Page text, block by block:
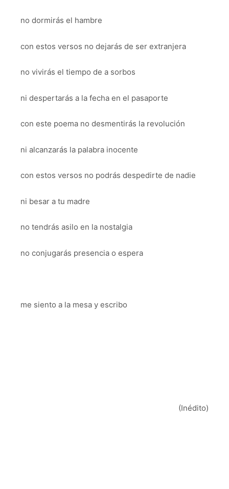
no dormirás el hambre
con estos versos no dejarás de ser extranjera
no vivirás el tiempo de a sorbos
ni despertarás a la fecha en el pasaporte
con este poema no desmentirás la revolución
ni alcanzarás la palabra inocente
con estos versos no podrás despedirte de nadie
ni besar a tu madre
no tendrás asilo en la nostalgia
no conjugarás presencia o espera
me siento a la mesa y escribo
(Inédito)